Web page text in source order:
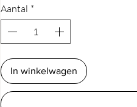
Aantal *
In winkelwagen